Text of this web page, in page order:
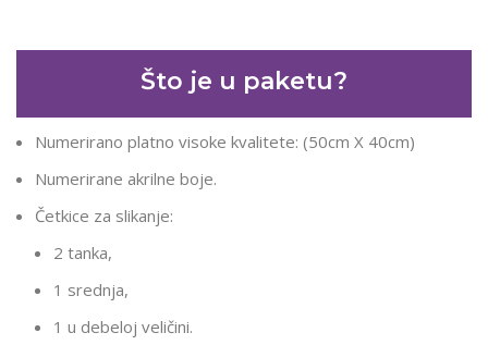
Što je u paketu?
Numerirano platno visoke kvalitete: (50cm X 40cm)
Numerirane akrilne boje.
Četkice za slikanje:
2 tanka,
1 srednja,
1 u debeloj veličini.